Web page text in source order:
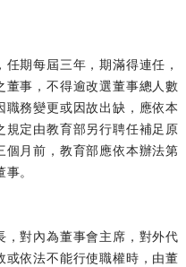
期每屆三年，期滿得連任，
董事，不得逾改選董事總人數
職務變更或因故出缺，應依本
規定由教育部另行聘任補足原
個月前，教育部應依本辦法第
。
，對內為董事會主席，對外代
或依法不能行使職權時，由董